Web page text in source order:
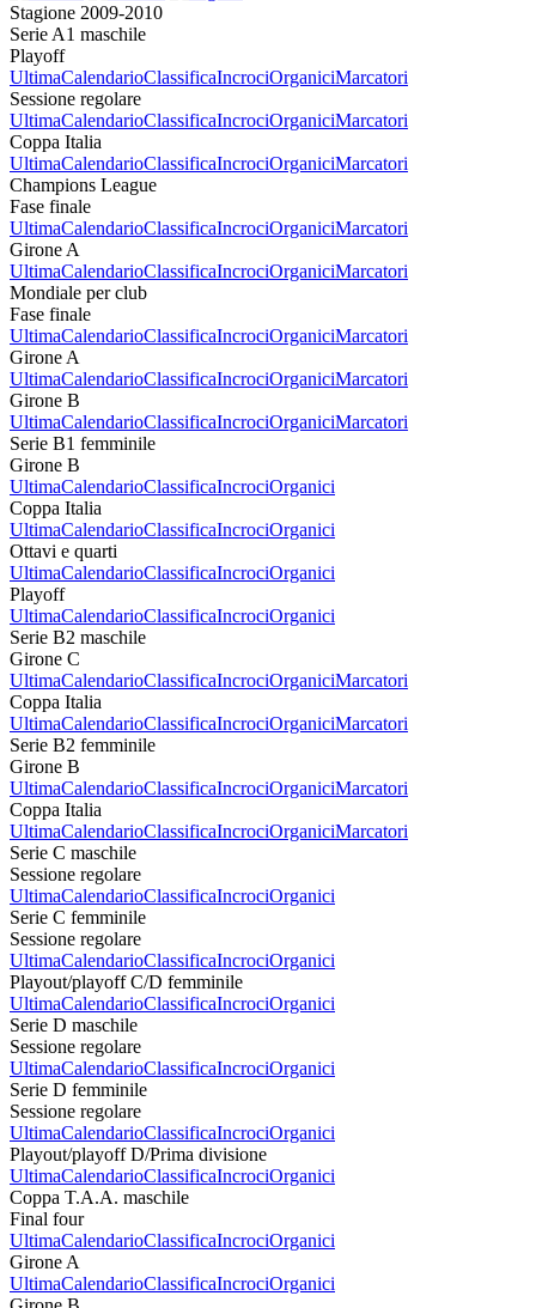
Stagione 2009-2010
Serie A1 maschile
Playoff
UltimaCalendarioClassificaIncrociOrganiciMarcatori
Sessione regolare
UltimaCalendarioClassificaIncrociOrganiciMarcatori
Coppa Italia
UltimaCalendarioClassificaIncrociOrganiciMarcatori
Champions League
Fase finale
UltimaCalendarioClassificaIncrociOrganiciMarcatori
Girone A
UltimaCalendarioClassificaIncrociOrganiciMarcatori
Mondiale per club
Fase finale
UltimaCalendarioClassificaIncrociOrganiciMarcatori
Girone A
UltimaCalendarioClassificaIncrociOrganiciMarcatori
Girone B
UltimaCalendarioClassificaIncrociOrganiciMarcatori
Serie B1 femminile
Girone B
UltimaCalendarioClassificaIncrociOrganici
Coppa Italia
UltimaCalendarioClassificaIncrociOrganici
Ottavi e quarti
UltimaCalendarioClassificaIncrociOrganici
Playoff
UltimaCalendarioClassificaIncrociOrganici
Serie B2 maschile
Girone C
UltimaCalendarioClassificaIncrociOrganiciMarcatori
Coppa Italia
UltimaCalendarioClassificaIncrociOrganiciMarcatori
Serie B2 femminile
Girone B
UltimaCalendarioClassificaIncrociOrganiciMarcatori
Coppa Italia
UltimaCalendarioClassificaIncrociOrganiciMarcatori
Serie C maschile
Sessione regolare
UltimaCalendarioClassificaIncrociOrganici
Serie C femminile
Sessione regolare
UltimaCalendarioClassificaIncrociOrganici
Playout/playoff C/D femminile
UltimaCalendarioClassificaIncrociOrganici
Serie D maschile
Sessione regolare
UltimaCalendarioClassificaIncrociOrganici
Serie D femminile
Sessione regolare
UltimaCalendarioClassificaIncrociOrganici
Playout/playoff D/Prima divisione
UltimaCalendarioClassificaIncrociOrganici
Coppa T.A.A. maschile
Final four
UltimaCalendarioClassificaIncrociOrganici
Girone A
UltimaCalendarioClassificaIncrociOrganici